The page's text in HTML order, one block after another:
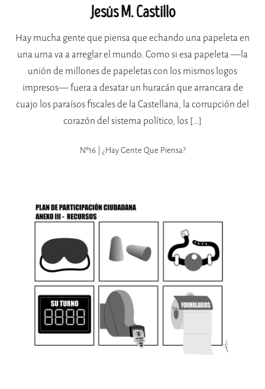
Jesús M. Castillo
Hay mucha gente que piensa que echando una papeleta en
una urna va a arreglar el mundo. Como si esa papeleta —la
unión de millones de papeletas con los mismos logos
impresos— fuera a desatar un huracán que arrancara de
cuajo los paraísos fiscales de la Castellana, la corrupción del
corazón del sistema político, los […]
Nº16 | ¿hay Gente Que Piensa?